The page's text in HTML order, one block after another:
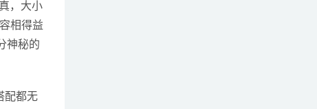
，大小
相得益
神秘的
配都无